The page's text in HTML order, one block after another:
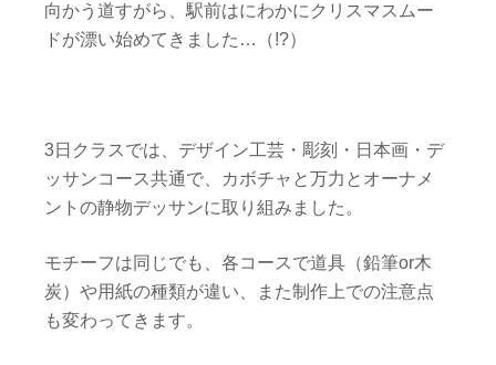
向かう道すがら、駅前はにわかにクリスマスムー
ドが漂い始めてきました…（!?）
3日クラスでは、デザイン工芸・彫刻・日本画・デ
ッサンコース共通で、カボチャと万力とオーナメ
ントの静物デッサンに取り組みました。
モチーフは同じでも、各コースで道具（鉛筆or木
炭）や用紙の種類が違い、また制作上での注意点
も変わってきます。